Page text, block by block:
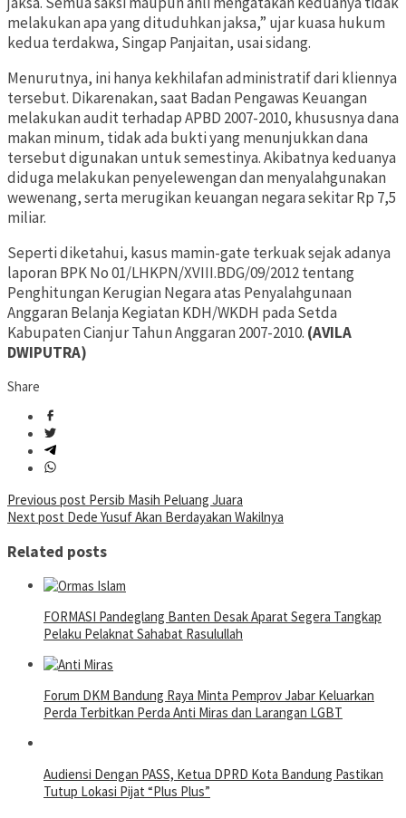
melakukan apa yang dituduhkan jaksa,” ujar kuasa hukum
kedua terdakwa, Singap Panjaitan, usai sidang.
Menurutnya, ini hanya kekhilafan administratif dari kliennya
tersebut. Dikarenakan, saat Badan Pengawas Keuangan
melakukan audit terhadap APBD 2007-2010, khususnya dana
makan minum, tidak ada bukti yang menunjukkan dana
tersebut digunakan untuk semestinya. Akibatnya keduanya
diduga melakukan penyelewengan dan menyalahgunakan
wewenang, serta merugikan keuangan negara sekitar Rp 7,5
miliar.
Seperti diketahui, kasus mamin-gate terkuak sejak adanya
laporan BPK No 01/LHKPN/XVIII.BDG/09/2012 tentang
Penghitungan Kerugian Negara atas Penyalahgunaan
Anggaran Belanja Kegiatan KDH/WKDH pada Setda
Kabupaten Cianjur Tahun Anggaran 2007-2010. (AVILA
DWIPUTRA)
Share
Post
navigation
Previous post Persib Masih Peluang Juara
Next post Dede Yusuf Akan Berdayakan Wakilnya
Related posts
FORMASI Pandeglang Banten Desak Aparat Segera Tangkap
Pelaku Pelaknat Sahabat Rasulullah
Forum DKM Bandung Raya Minta Pemprov Jabar Keluarkan
Perda Terbitkan Perda Anti Miras dan Larangan LGBT
Audiensi Dengan PASS, Ketua DPRD Kota Bandung Pastikan
Tutup Lokasi Pijat “Plus Plus”